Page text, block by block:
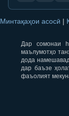
Минтақаҳои асосӣ |
Дар сомонаи
маълумотҳо
дода
дар баъзе
фаъолият